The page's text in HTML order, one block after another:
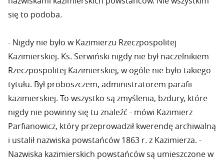
się to podoba.
- Nigdy nie było w Kazimierzu Rzeczpospolitej
Kazimierskiej. Ks. Serwiński nigdy nie był naczelnikiem
Rzeczpospolitej Kazimierskiej, w ogóle nie było takiego
tytułu. Był proboszczem, administratorem parafii
kazimierskiej. To wszystko są zmyślenia, bzdury, które
nigdy nie powinny się tu znaleźć - mówi Kazimierz
Parfianowicz, który przeprowadził kwerendę archiwalną
i ustalił nazwiska powstańców 1863 r. z Kazimierza. -
Nazwiska kazimierskich powstańców są umieszczone w